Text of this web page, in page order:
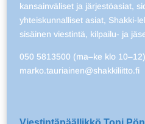
kansainväliset ja järjestöasiat,
yhteiskunnalliset asiat, Shakki-
sisäinen viestintä, kilpailu- ja
050 5813500 (ma–ke klo 10–12)
marko.tauriainen@shakkiliitto.fi